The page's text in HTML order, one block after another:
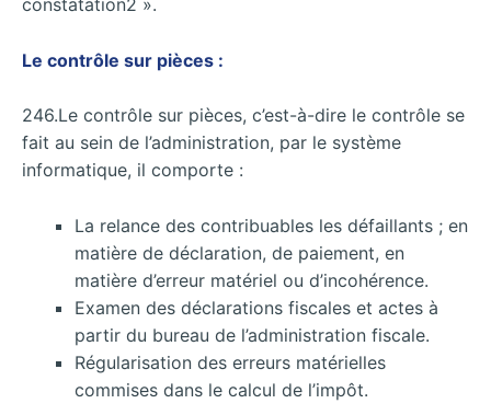
Le contrôle sur pièces :
246.Le contrôle sur pièces, c’est-à-dire le contrôle se
fait au sein de l’administration, par le système
informatique, il comporte :
La relance des contribuables les défaillants ; en
matière de déclaration, de paiement, en
matière d’erreur matériel ou d’incohérence.
Examen des déclarations fiscales et actes à
partir du bureau de l’administration fiscale.
Régularisation des erreurs matérielles
commises dans le calcul de l’impôt.